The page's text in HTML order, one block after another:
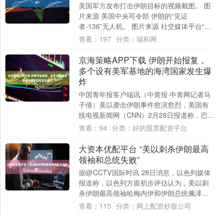
美国军方发布打击伊朗目标的视频截图。 图
片来源 美国中央司令部 伊朗的“见证
者-136”无人机。 图片来源 社交媒体平台“X”
中国青年报客户端讯（中青报·中青....
查看： 197 分类： 瑞和网
京海策略APP下载 伊朗开始报复，
多个设有美军基地的海湾国家发生爆
炸
中国青年报客户端讯（中青报·中青网记者马
子倩）美以袭击伊朗事件愈演愈烈，美国有
线电视新闻网（CNN）2月28日报道称，巴
林、阿联酋和卡塔尔等多个海湾国家发生多
查看： 94 分类： 好的股票配资平台
大资本优配平台 “美以刺杀伊朗最高
领袖和总统失败”
据@CCTV国际时讯 28日消息，以色列媒体
报道称，以色列方面初步评估认为，美以刺
杀伊朗最高领袖哈梅内伊和伊朗总统佩泽希
齐扬的企图已失败。伊朗方面此前已确认这
查看： 115 分类： 网上配资炒股公司